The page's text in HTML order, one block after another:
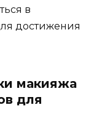
в
достижения
макияжа
для